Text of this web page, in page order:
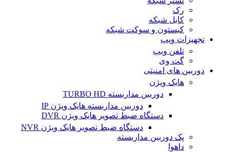
رک
کابل شبکه
کیستون و سوکت شبکه
تجهیزات ویپ
تلفن ویپ
گت وی
دوربین های امنیتی
هایک ویژن
دوربین مداربسته TURBO HD
دوربین مداربسته هایک ویژن IP
دستگاه ضبط تصویر هایک ویژن DVR
دستگاه ضبط تصویر هایک ویژن NVR
پک دوربین مداربسته
داهوا